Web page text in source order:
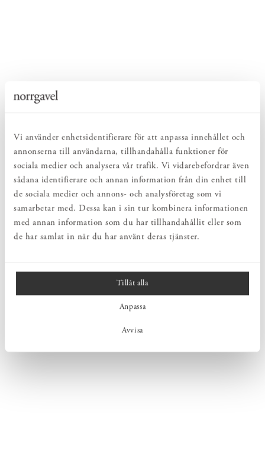
Vi använder enhetsidentifierare för att anpassa innehållet och
annonserna till användarna, tillhandahålla funktioner för
sociala medier och analysera vår trafik. Vi vidarebefordrar även
sådana identifierare och annan information från din enhet till
de sociala medier och annons- och analysföretag som vi
samarbetar med. Dessa kan i sin tur kombinera informationen
med annan information som du har tillhandahållit eller som
de har samlat in när du har använt deras tjänster.
Tillåt alla
Anpassa
Avvisa